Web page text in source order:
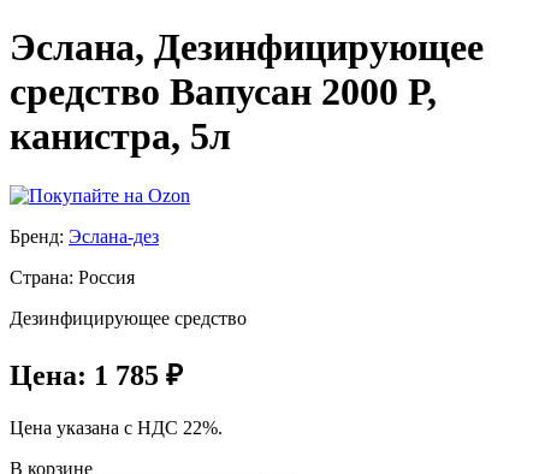
Эслана, Дезинфицирующее
средство Вапусан 2000 Р,
канистра, 5л
Бренд: Эслана-дез
Страна: Россия
Дезинфицирующее средство
Цена: 1 785 ₽
Цена указана с НДС 22%.
В корзине